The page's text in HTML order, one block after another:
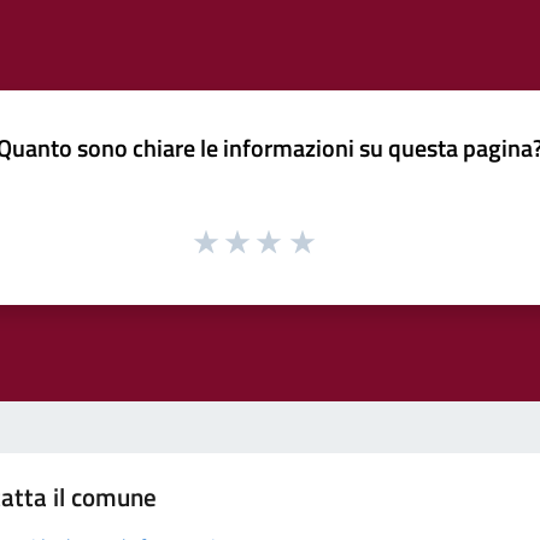
sono chiare le informazioni su questa
il comune